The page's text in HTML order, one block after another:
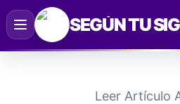
Saltar
al
contenido
Leer Artículo